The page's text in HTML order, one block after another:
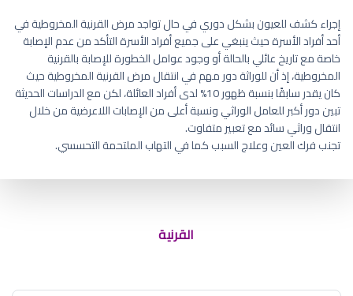
إجراء كشف للعيون بشكل دوري في حال تواجد مرض القرنية المخروطية في
أحد أفراد الأسرة حيث ينبغي على جميع أفراد الأسرة التأكد من عدم الإصابة
خاصة مع تاريخ عائلي بالحالة أو وجود عوامل الخطورة للإصابة بالقرنية
المخروطية، إذ أن للوراثة دور مهم في انتقال مرض القرنية المخروطية حيث
كان يقدر سابقًا بنسبة ظهور 10% لدى أفراد العائلة، لكن مع الدراسات الحديثة
تبين دور أكبر للعامل الوراثي ونسبة أعلى من الإصابات اللاعرضية من خلال
انتقال وراثي سائد مع تعبير متفاوت.
تجنب فرك العين وعلاج السبب كما في التهاب الملتحمة التحسسي.
القرنية